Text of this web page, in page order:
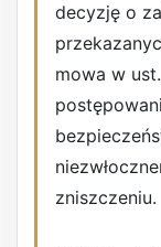
decyzję o
mowa w
zniszczeniu.